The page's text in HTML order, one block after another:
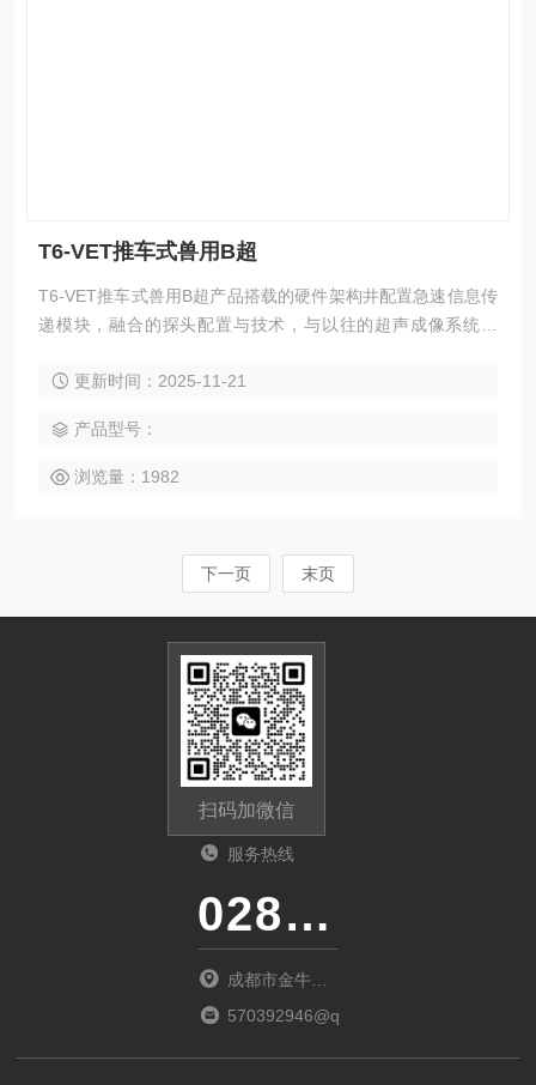
T6-VET推车式兽用B超
T6-VET推车式兽用B超产品搭载的硬件架构井配置急速信息传
递模块，融合的探头配置与技术，与以往的超声成像系统相
动升降可旋转操控面板更便捷，超大双屏深入互动，搭配测量
更新时间：2025-11-21
产品型号：
浏览量：1982
下一页 末页
扫码加微信
服务热线
028-87741718
成都市金牛区
金府路799号1
570392946@qq.com